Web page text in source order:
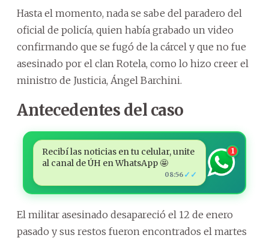
Hasta el momento, nada se sabe del paradero del
oficial de policía, quien había grabado un video
confirmando que se fugó de la cárcel y que no fue
asesinado por el clan Rotela, como lo hizo creer el
ministro de Justicia, Ángel Barchini.
Antecedentes del caso
Recibí las noticias en tu celular, unite
al canal de ÚH en WhatsApp 🤩
08:56 ✓✓
1
El militar asesinado desapareció el 12 de enero
pasado y sus restos fueron encontrados el martes